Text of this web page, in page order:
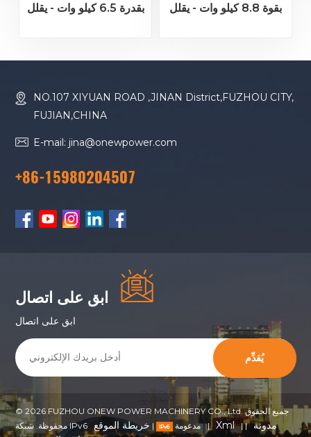
بقدرة 6.5 كيلو وات - يقلل
بقوة 8.8 كيلو وات - يقلل
NO.107 XIYUAN ROAD ,JINAN District,FUZHOU CITY,
FUJIAN,CHINA
E-mail: jina@onewpower.com
+86-15980204507
ابق على اتصال
ابق على اتصال
يُقدِّم
© 2026 FUZHOU ONEW POWER MACHINERY CO., Ltd. جميع الحقوق
محفوظة. شبكة IPv6 مدعومة
| خريطة الموقع | Xml | مدونة |